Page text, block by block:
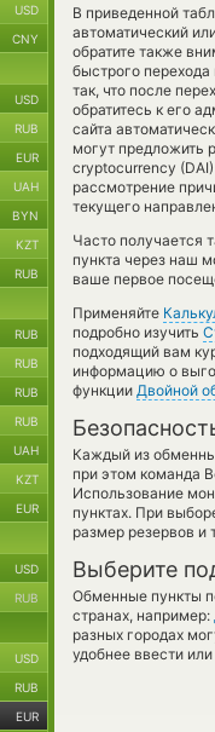
В приведенной
автоматический
обратите также
быстрого
так, что после
обратитесь к его
сайта
могут предложить
cryptocurrency
рассмотрение
текущего
Часто получается
пункта через наш
ваше первое
Применяйте
подробно изучить
подходящий вам
информацию о
функции Двойной
Каждый из
при этом команда
Использование
пунктах. При
размер резервов и
Выберите
Обменные пункты
странах, например:
разных городах
удобнее ввести
USD
CNY
USD
RUB
EUR
UAH
BYN
KZT
RUB
RUB
RUB
RUB
RUB
UAH
KZT
EUR
USD
RUB
USD
RUB
EUR